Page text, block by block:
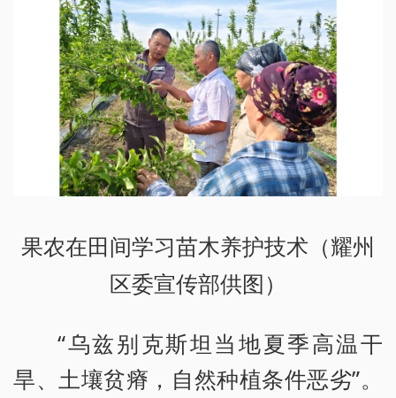
果农在田间学习苗木养护技术（耀州
区委宣传部供图）
“乌兹别克斯坦当地夏季高温干
旱、土壤贫瘠，自然种植条件恶劣”。